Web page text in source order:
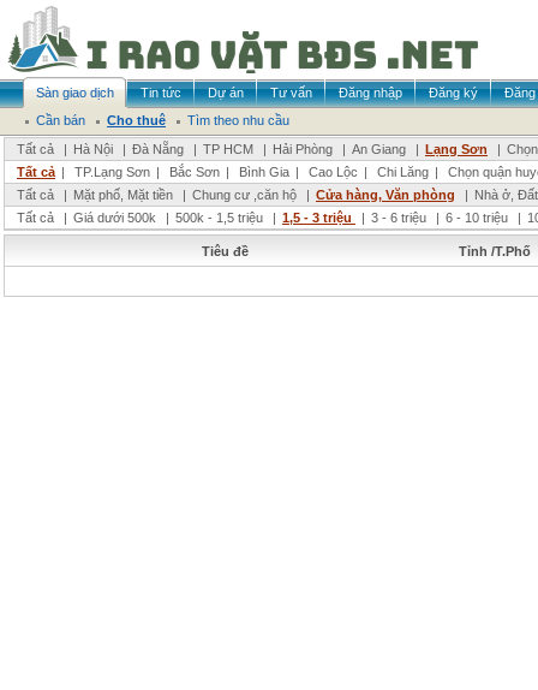
Sàn giao dịch Tin tức Dự án Tư vấn Đăng nhập Đăng ký
Đăng
Cần bán
Cho thuê
Tìm theo nhu cầu
Tất cả
| Hà Nội | Đà Nẵng | TP HCM | Hải Phòng | An Giang | Lạng Sơn |
Tất cả | TP.Lạng Sơn | Bắc Sơn | Bình Gia | Cao Lộc | Chi Lăng |
Chọn quận
Tất cả
| Mặt phố, Mặt tiền | Chung cư ,căn hộ | Cửa hàng, Văn phòng | Nhà ở,
Tất cả
| Giá dưới 500k | 500k - 1,5 triệu | 1,5 - 3 triệu | 3 - 6 triệu | 6 - 10 triệu |
Tiêu đề Tỉnh /T.Phố